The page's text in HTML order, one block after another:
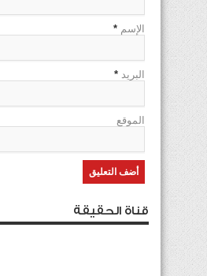
الإسم *
البريد *
الموقع
قناة الحقيقة